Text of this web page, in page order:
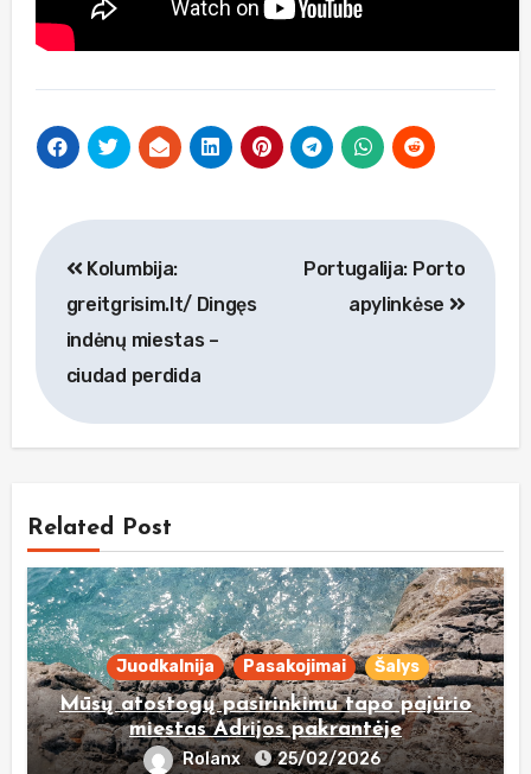
Navigacija
tarp
įrašų
Kolumbija:
greitgrisim.lt/ Dingęs
indėnų miestas –
ciudad perdida
Portugalija: Porto
apylinkėse
Related Post
Juodkalnija Pasakojimai Šalys
Mūsų atostogų pasirinkimu tapo pajūrio
miestas Adrijos pakrantėje
Rolanx 25/02/2026